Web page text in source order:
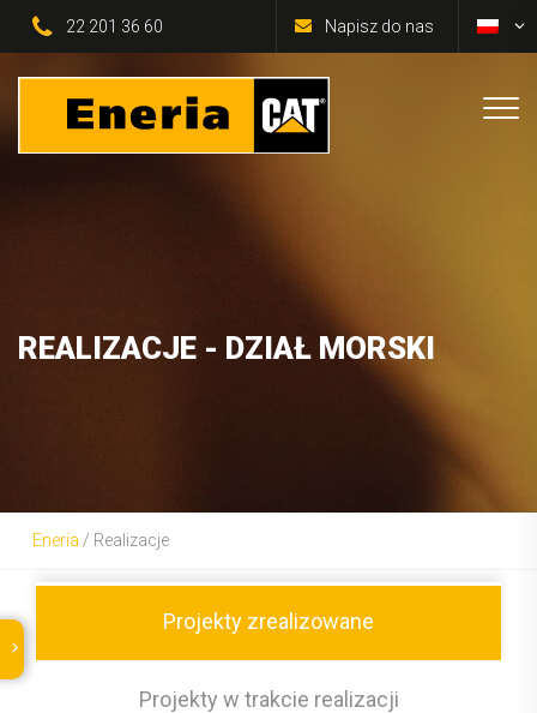
22 201 36 60 Napisz do nas
REALIZACJE - DZIAŁ MORSKI
Eneria / Realizacje
Projekty zrealizowane
Projekty w trakcie realizacji